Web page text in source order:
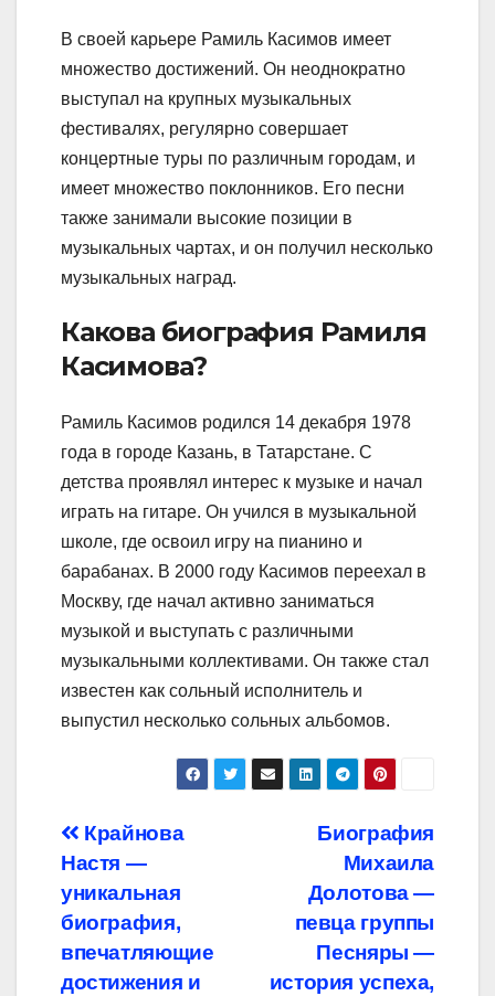
В своей карьере Рамиль Касимов имеет
множество достижений. Он неоднократно
выступал на крупных музыкальных
фестивалях, регулярно совершает
концертные туры по различным городам, и
имеет множество поклонников. Его песни
также занимали высокие позиции в
музыкальных чартах, и он получил несколько
музыкальных наград.
Какова биография Рамиля
Касимова?
Рамиль Касимов родился 14 декабря 1978
года в городе Казань, в Татарстане. С
детства проявлял интерес к музыке и начал
играть на гитаре. Он учился в музыкальной
школе, где освоил игру на пианино и
барабанах. В 2000 году Касимов переехал в
Москву, где начал активно заниматься
музыкой и выступать с различными
музыкальными коллективами. Он также стал
известен как сольный исполнитель и
выпустил несколько сольных альбомов.
Навигация
по
записям
Биография
Михаила
Долотова —
певца группы
Песняры —
история успеха,
Крайнова
Настя —
уникальная
биография,
впечатляющие
достижения и